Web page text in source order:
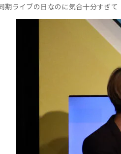
期ライブの日なのに気合十分すぎ